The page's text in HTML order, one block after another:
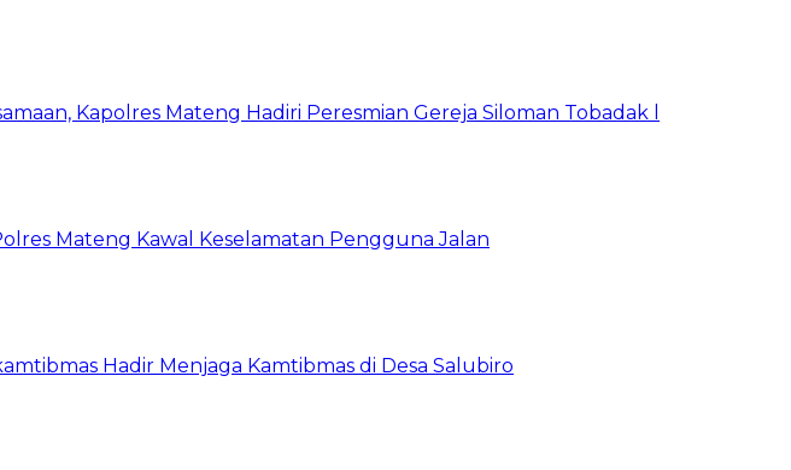
Kapolres Mateng Hadiri Peresmian Gereja Siloman Tobadak l
Mateng Kawal Keselamatan Pengguna Jalan
Hadir Menjaga Kamtibmas di Desa Salubiro